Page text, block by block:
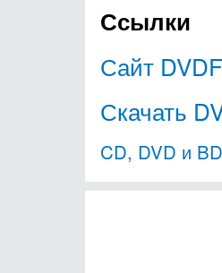
Ссылки
Сайт
Скачать
CD, DVD и